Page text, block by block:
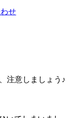
せ
注意しましょう♪